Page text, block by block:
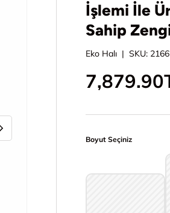
İşlemi İle
Sahip
Eko Halı |SKU:
İndirimli
Boyut Seçiniz